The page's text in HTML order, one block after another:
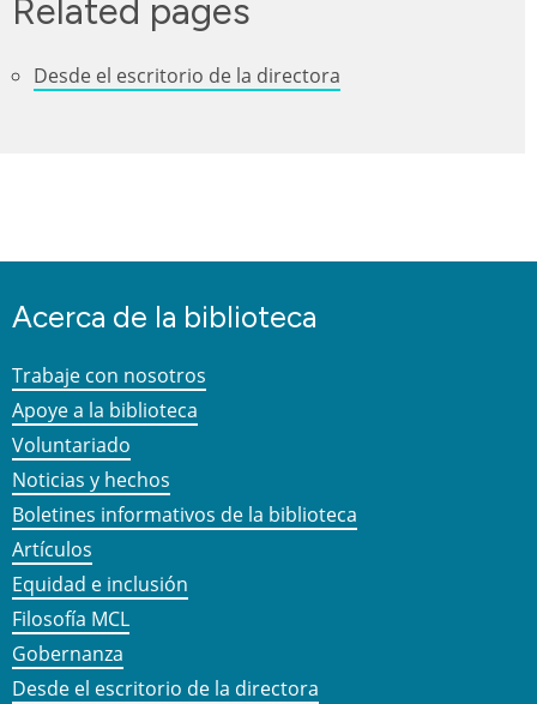
Related pages
Desde el escritorio de la directora
Acerca de la biblioteca
Trabaje con nosotros
Apoye a la biblioteca
Voluntariado
Noticias y hechos
Boletines informativos de la biblioteca
Artículos
Equidad e inclusión
Filosofía MCL
Gobernanza
Desde el escritorio de la directora